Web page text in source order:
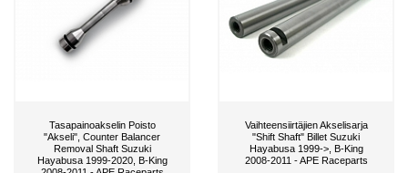
Tasapainoakselin Poisto
"Akseli", Counter Balancer
Removal Shaft Suzuki
Hayabusa 1999-2020, B-King
Vaihteensiirtäjien Akselisarja
"Shift Shaft" Billet Suzuki
Hayabusa 1999->, B-King
2008-2011 - APE Raceparts